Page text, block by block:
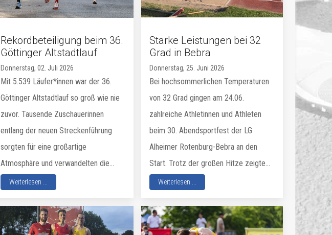
Rekordbeteiligung beim 36.
Göttinger Altstadtlauf
Donnerstag, 02. Juli 2026
Mit 5.539 Läufer*innen war der 36.
Göttinger Altstadtlauf so groß wie nie
zuvor. Tausende Zuschauerinnen
entlang der neuen Streckenführung
sorgten für eine großartige
Atmosphäre und verwandelten die...
Weiterlesen ...
Starke Leistungen bei 32
Grad in Bebra
Donnerstag, 25. Juni 2026
Bei hochsommerlichen Temperaturen
von 32 Grad gingen am 24.06.
zahlreiche Athletinnen und Athleten
beim 30. Abendsportfest der LG
Alheimer Rotenburg-Bebra an den
Start. Trotz der großen Hitze zeigte...
Weiterlesen ...